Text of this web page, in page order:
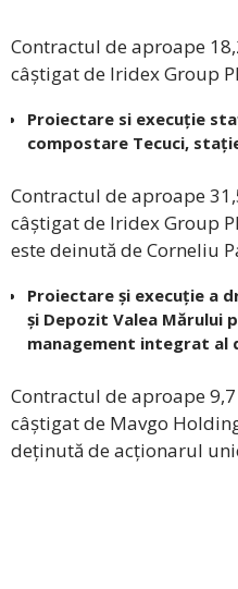
Contractul de aproape
câștigat de Iridex Group
Proiectare si execuție
compostare Tecuci,
Contractul de aproape
câștigat de Iridex Group
este deinută de Corneliu
Proiectare și execuție a
și Depozit Valea Mărului
management integrat al
Contractul de aproape
câștigat de Mavgo
deținută de acționarul